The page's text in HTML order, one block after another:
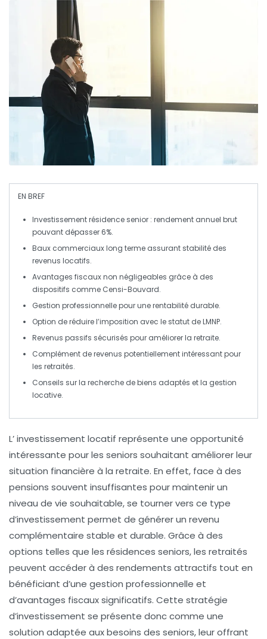
EN BREF
Investissement résidence senior : rendement annuel brut
pouvant dépasser6%.
Baux commerciauxlong terme assurant stabilité des
revenus locatifs.
Avantages fiscauxnon négligeables grâce à des
dispositifs comme Censi-Bouvard.
Gestion professionnellepour une rentabilité durable.
Option de réduire l’imposition avec le statut deLMNP.
Revenus passifs sécurisés pour améliorer la retraite.
Complément de revenus potentiellement intéressant pour
les retraités.
Conseils sur la recherche debiens adaptés et la gestion
locative.
L’investissement locatif représente une opportunité
intéressante pour les seniors souhaitant améliorer leur
situation financière à la retraite. En effet, face à des
pensions souvent insuffisantes pour maintenir un
niveau de vie souhaitable, se tourner vers ce type
d’investissement permet de générer un revenu
complémentaire stable et durable. Grâce à des
options telles que les résidences seniors, les retraités
peuvent accéder à des rendements attractifs tout en
bénéficiant d’une gestion professionnelle et
d’avantages fiscaux significatifs. Cette stratégie
d’investissement se présente donc comme une
solution adaptée aux besoins des seniors, leur offrant